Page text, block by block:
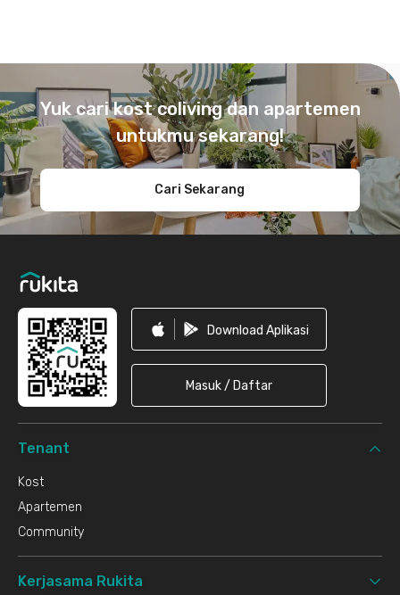
Yuk cari kost coliving dan apartemen
untukmu sekarang!
Cari Sekarang
Download Aplikasi
Masuk / Daftar
Tenant
Kost
Apartemen
Community
Kerjasama Rukita